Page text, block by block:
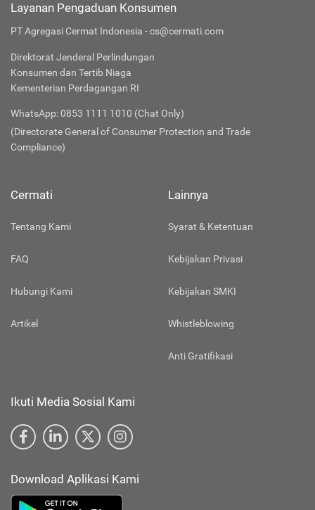
Layanan Pengaduan Konsumen
PT Agregasi Cermat Indonesia - cs@cermati.com
Direktorat Jenderal Perlindungan
Konsumen dan Tertib Niaga
Kementerian Perdagangan RI
WhatsApp: 0853 1111 1010 (Chat Only)
(Directorate General of Consumer Protection and Trade
Compliance)
Cermati
Tentang Kami
FAQ
Hubungi Kami
Artikel
Lainnya
Syarat & Ketentuan
Kebijakan Privasi
Kebijakan SMKI
Whistleblowing
Anti Gratifikasi
Ikuti Media Sosial Kami
Download Aplikasi Kami